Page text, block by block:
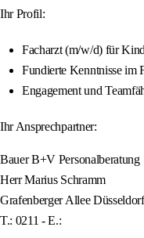
Ihr Profil:
Facharzt (m/w/d) für
Fundierte Kenntnisse im
Engagement und
Ihr Ansprechpartner:
Bauer B+V Personalberatung
Herr Marius Schramm
Grafenberger Allee Düsseldorf
T.: 0211 - E.: